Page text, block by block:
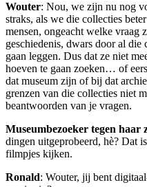
Wouter: Nou, we zijn nu nog
straks, als we die collecties
mensen, ongeacht welke vraag
geschiedenis, dwars door al
gaan leggen. Dus dat ze niet
hoeven te gaan zoeken… of
dat museum zijn of bij dat
grenzen van die collecties niet
beantwoorden van je vragen.
Museumbezoeker tegen haar
dingen uitgeprobeerd, hè? Dat
filmpjes kijken.
Ronald: Wouter, jij bent